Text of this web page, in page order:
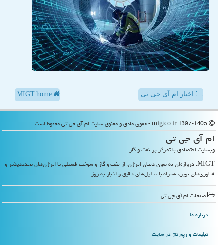
اخبار ام آی جی تی
ام آی جی تی
وبسایت اقتصادی با تمرکز بر نفت و گاز
MIGT: دروازه‌ای به سوی دنیای انرژی، از نفت و گاز و سوخت فسیلی تا انرژی‌های تجدیدپذیر و
فناوری‌های نوین، همراه با تحلیل‌های دقیق و اخبار به روز
صفحات ام آی جی تی
درباره ما
تبلیغات و رپورتاژ در سایت